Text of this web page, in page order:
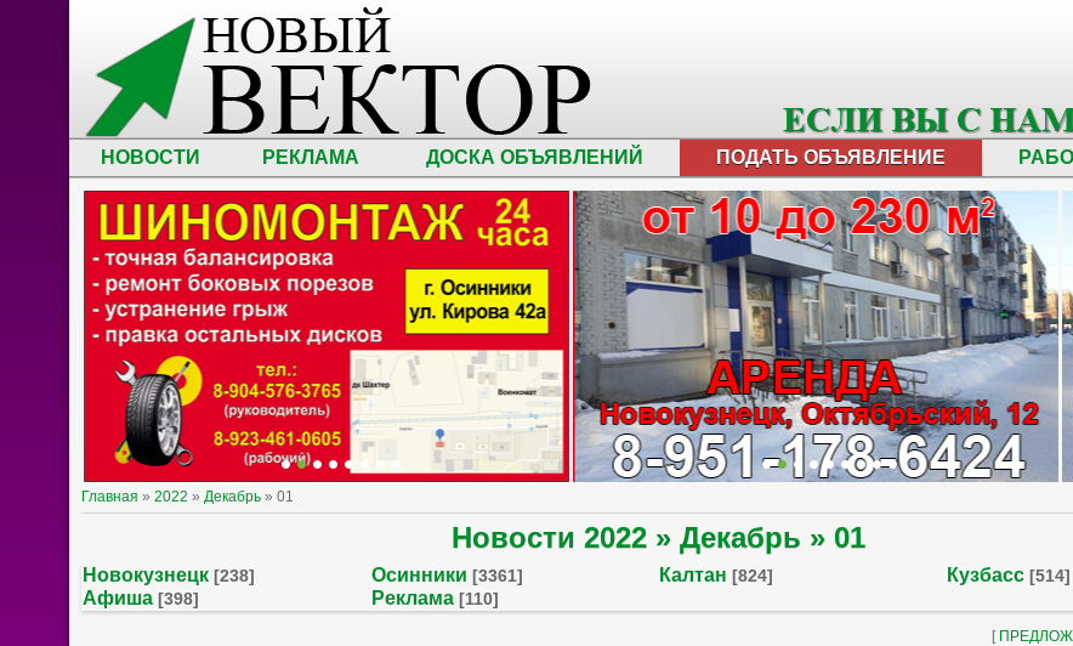
НОВОСТИ РЕКЛАМА ДОСКА ОБЪЯВЛЕНИЙ ПОДАТЬ ОБЪЯВЛЕНИЕ
Главная » 2022 » Декабрь » 01
Новости 2022 » Декабрь » 01
Новокузнецк [238] Осинники [3361] Калтан [824] Кузбасс [514]
Афиша [398] Реклама [110]
[